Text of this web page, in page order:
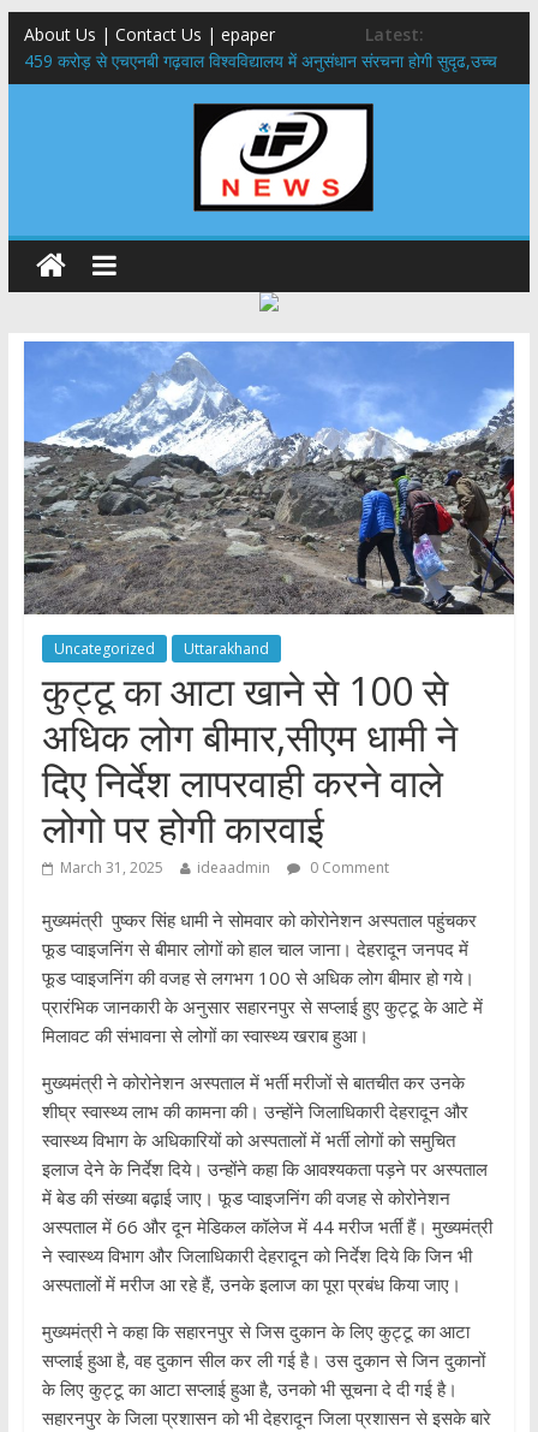
About Us | Contact Us | epaper
Latest:
459 करोड़ से एचएनबी गढ़वाल विश्वविद्यालय में अनुसंधान संरचना होगी सुदृढ,उच्च
शिक्षा मंत्री धन सिंह रावत ने नवनियुक्त केन्द्रीय शिक्षा मंत्री से की मुलाकात
राष्ट्रीय हथकरघा दिवस पर मुख्यमंत्री धामी ने उत्कृष्ट बुनकरों और हस्तशिल्प
​धामी कैबिनेट का बड़ा फैसला: पशुपालकों को 60% तक सब्सिडी, गंगा एक्सप्रेसवे का
​हरिद्वार से वीरभद्र (ऋषिकेश) तक निकली BJYM की भव्य कांवड़ यात्रा; तेजस्वी
सूर्या ने की देश व प्रदेशवासियों के कल्याण की कामना
24×7 अलर्ट मोड में रहें अधिकारी-मुख्य सचिव मानसून-एसईओसी से मुख्य सचिव ने
की विस्तृत समीक्षा कहा-बंद सड़कों को शीघ्र खोला जाए, लोगों को न हो दिक्कत
Uncategorized Uttarakhand
कुट्टू का आटा खाने से 100 से
अधिक लोग बीमार,सीएम धामी ने
दिए निर्देश लापरवाही करने वाले
लोगो पर होगी कारवाई
March 31, 2025 ideaadmin 0 Comment
मुख्यमंत्री पुष्कर सिंह धामी ने सोमवार को कोरोनेशन अस्पताल पहुंचकर
फूड प्वाइजनिंग से बीमार लोगों को हाल चाल जाना। देहरादून जनपद में
फूड प्वाइजनिंग की वजह से लगभग 100 से अधिक लोग बीमार हो गये।
प्रारंभिक जानकारी के अनुसार सहारनपुर से सप्लाई हुए कुट्टू के आटे में
मिलावट की संभावना से लोगों का स्वास्थ्य खराब हुआ।
मुख्यमंत्री ने कोरोनेशन अस्पताल में भर्ती मरीजों से बातचीत कर उनके
शीघ्र स्वास्थ्य लाभ की कामना की। उन्होंने जिलाधिकारी देहरादून और
स्वास्थ्य विभाग के अधिकारियों को अस्पतालों में भर्ती लोगों को समुचित
इलाज देने के निर्देश दिये। उन्होंने कहा कि आवश्यकता पड़ने पर अस्पताल
में बेड की संख्या बढ़ाई जाए। फूड प्वाइजनिंग की वजह से कोरोनेशन
अस्पताल में 66 और दून मेडिकल कॉलेज में 44 मरीज भर्ती हैं। मुख्यमंत्री
ने स्वास्थ्य विभाग और जिलाधिकारी देहरादून को निर्देश दिये कि जिन भी
अस्पतालों में मरीज आ रहे हैं, उनके इलाज का पूरा प्रबंध किया जाए।
मुख्यमंत्री ने कहा कि सहारनपुर से जिस दुकान के लिए कुट्टू का आटा
सप्लाई हुआ है, वह दुकान सील कर ली गई है। उस दुकान से जिन दुकानों
के लिए कुट्टू का आटा सप्लाई हुआ है, उनको भी सूचना दे दी गई है।
सहारनपुर के जिला प्रशासन को भी देहरादून जिला प्रशासन से इसके बारे